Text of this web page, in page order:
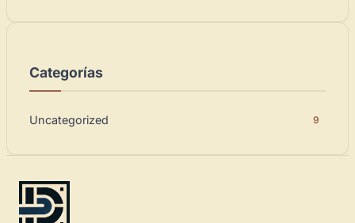
Categorías
Uncategorized 9